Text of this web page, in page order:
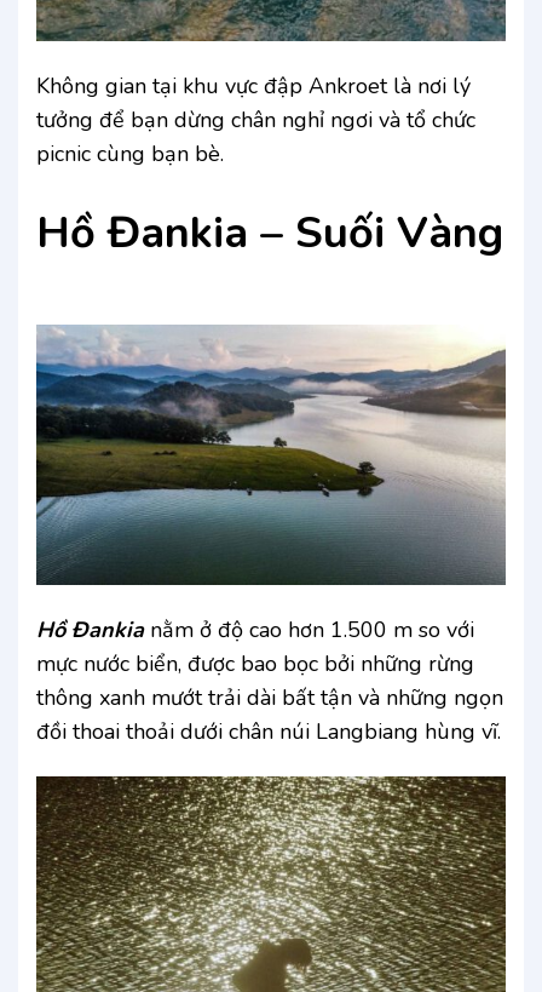
Không gian tại khu vực đập Ankroet là nơi lý
tưởng để bạn dừng chân nghỉ ngơi và tổ chức
picnic cùng bạn bè.
Hồ Đankia – Suối Vàng
Hồ Đankianằm ở độ cao hơn 1.500 m so với
mực nước biển, được bao bọc bởi những rừng
thông xanh mướt trải dài bất tận và những ngọn
đồi thoai thoải dưới chân núi Langbiang hùng vĩ.